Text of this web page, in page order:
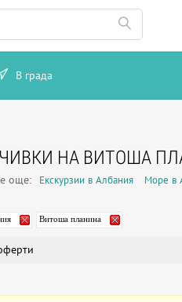
В града
НА ВИТОША
още: Екскурзии в Албания Море в
Витоша планина